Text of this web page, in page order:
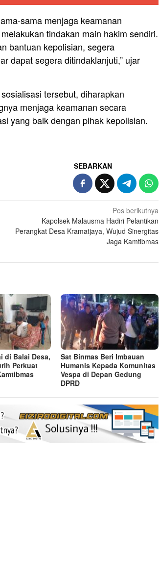
sama menjaga keamanan
tindakan main hakim sendiri.
bantuan kepolisian, segera
dapat segera ditindaklanjuti,” ujar
tersebut, diharapkan
menjaga keamanan secara
yang baik dengan pihak kepolisian.
SEBARKAN
Pos berikutnya
Kapolsek Malausma Hadiri Pelantikan
Perangkat Desa Kramatjaya, Wujud Sinergitas
Jaga Kamtibmas
di Balai Desa,
Perkuat
Sat Binmas Beri Imbauan
Humanis Kepada Komunitas
Vespa di Depan Gedung
DPRD